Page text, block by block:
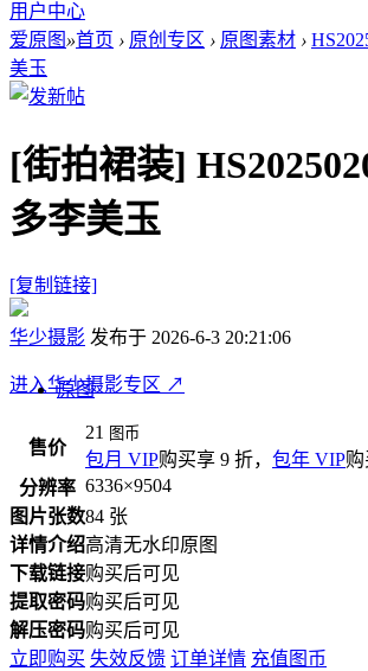
用户中心
爱原图 »首页 › 原创专区 › 原图素材 ›
美玉
[街拍裙装]
多李美玉
[复制链接]
华少摄影 发布于 2026-6-3 20:21:06
进入华少摄影专区 ↗
原图
售价
21 图币
包月 VIP购买享 9 折， 包年 VIP购
分辨率 6336×9504
图片张数84 张
详情介绍高清无水印原图
下载链接购买后可见
提取密码购买后可见
解压密码购买后可见
立即购买 失效反馈 订单详情 充值图币